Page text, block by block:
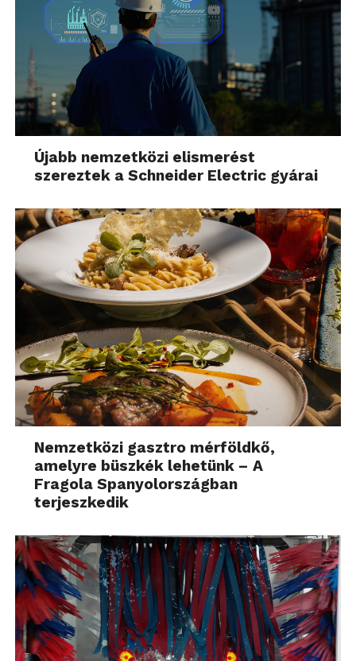
Újabb nemzetközi elismerést
szereztek a Schneider Electric gyárai
Nemzetközi gasztro mérföldkő,
amelyre büszkék lehetünk – A
Fragola Spanyolországban
terjeszkedik